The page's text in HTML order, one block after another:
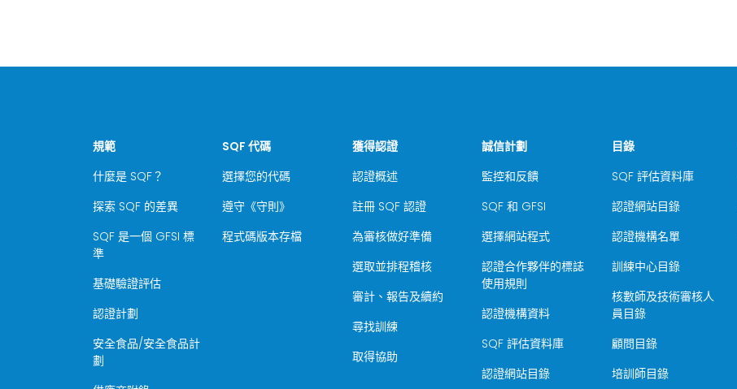
規範
什麼是 SQF？
探索 SQF 的差異
SQF 是一個 GFSI 標
準
基礎驗證評估
認證計劃
安全食品/安全食品計
劃
SQF 代碼
選擇您的代碼
遵守《守則》
程式碼版本存檔
獲得認證
認證概述
註冊 SQF 認證
為審核做好準備
選取並排程稽核
審計、報告及續約
尋找訓練
取得協助
誠信計劃
監控和反饋
SQF 和 GFSI
選擇網站程式
認證合作夥伴的標誌
使用規則
認證機構資料
SQF 評估資料庫
認證網站目錄
目錄
SQF 評估資料庫
認證網站目錄
認證機構名單
訓練中心目錄
核數師及技術審核人
員目錄
顧問目錄
培訓師目錄